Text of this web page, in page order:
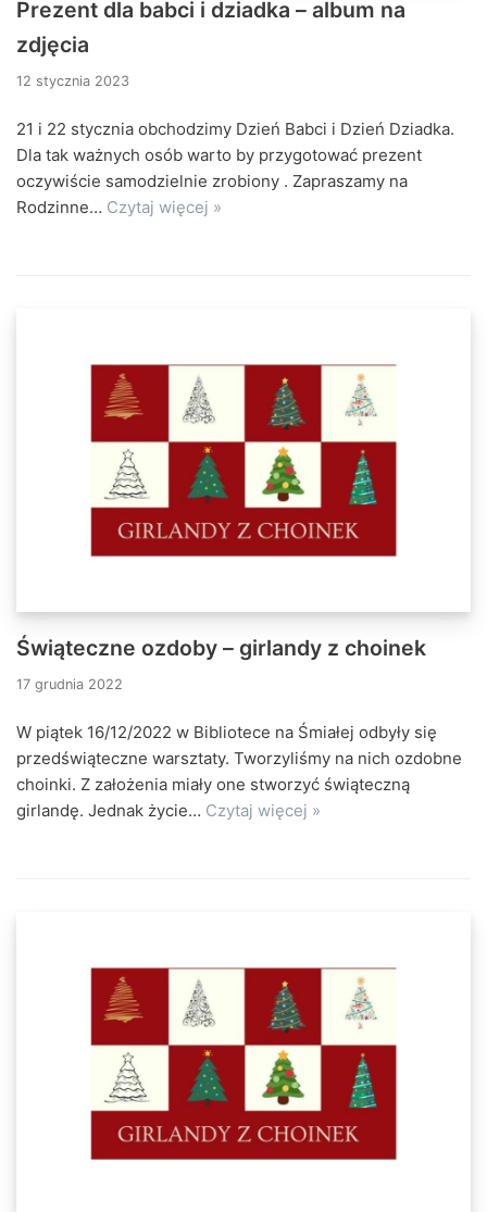
Prezent dla babci i dziadka – album na
zdjęcia
12 stycznia 2023
21 i 22 stycznia obchodzimy Dzień Babci i Dzień Dziadka.
Dla tak ważnych osób warto by przygotować prezent
oczywiście samodzielnie zrobiony . Zapraszamy na
Rodzinne… Czytaj więcej »
Świąteczne ozdoby – girlandy z choinek
17 grudnia 2022
W piątek 16/12/2022 w Bibliotece na Śmiałej odbyły się
przedświąteczne warsztaty. Tworzyliśmy na nich ozdobne
choinki. Z założenia miały one stworzyć świąteczną
girlandę. Jednak życie… Czytaj więcej »